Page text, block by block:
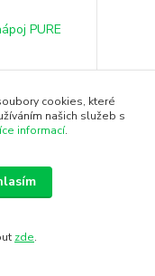
360g
cookies, které
našich služeb s
informací.
zde.